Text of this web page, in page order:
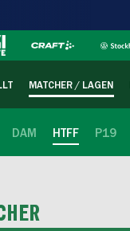
MATCHER / LAGEN
DAM HTFF P19